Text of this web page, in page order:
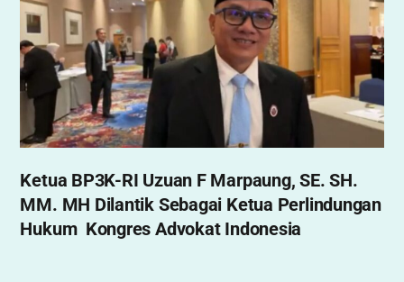
Ketua BP3K-RI Uzuan F Marpaung, SE. SH.
MM. MH Dilantik Sebagai Ketua Perlindungan
Hukum Kongres Advokat Indonesia